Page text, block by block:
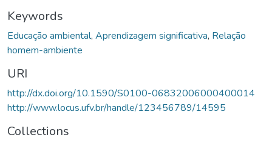
Keywords
Educação ambiental, Aprendizagem significativa, Relação
homem-ambiente
URI
http://dx.doi.org/10.1590/S0100-06832006000400014
http://www.locus.ufv.br/handle/123456789/14595
Collections